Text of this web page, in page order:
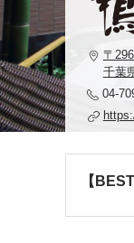
〒
千葉
04-
【